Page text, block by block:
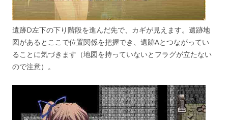
遺跡D左下の下り階段を進んだ先で、カギが見えます。遺跡地
図があるとここで位置関係を把握でき、遺跡Aとつながってい
ることに気づきます（地図を持っていないとフラグが立たない
ので注意）。